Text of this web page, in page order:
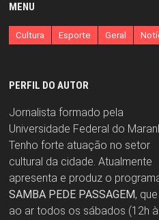
MENU
Cultura Esporte Geral
PERFIL DO AUTOR
Jornalista formado pela
Universidade Federal do
Tenho forte atuação no setor
cultural da cidade. Atualmente
apresenta e produz o
SAMBA PEDE PASSAGEM,
ao ar todos os sábados (12h